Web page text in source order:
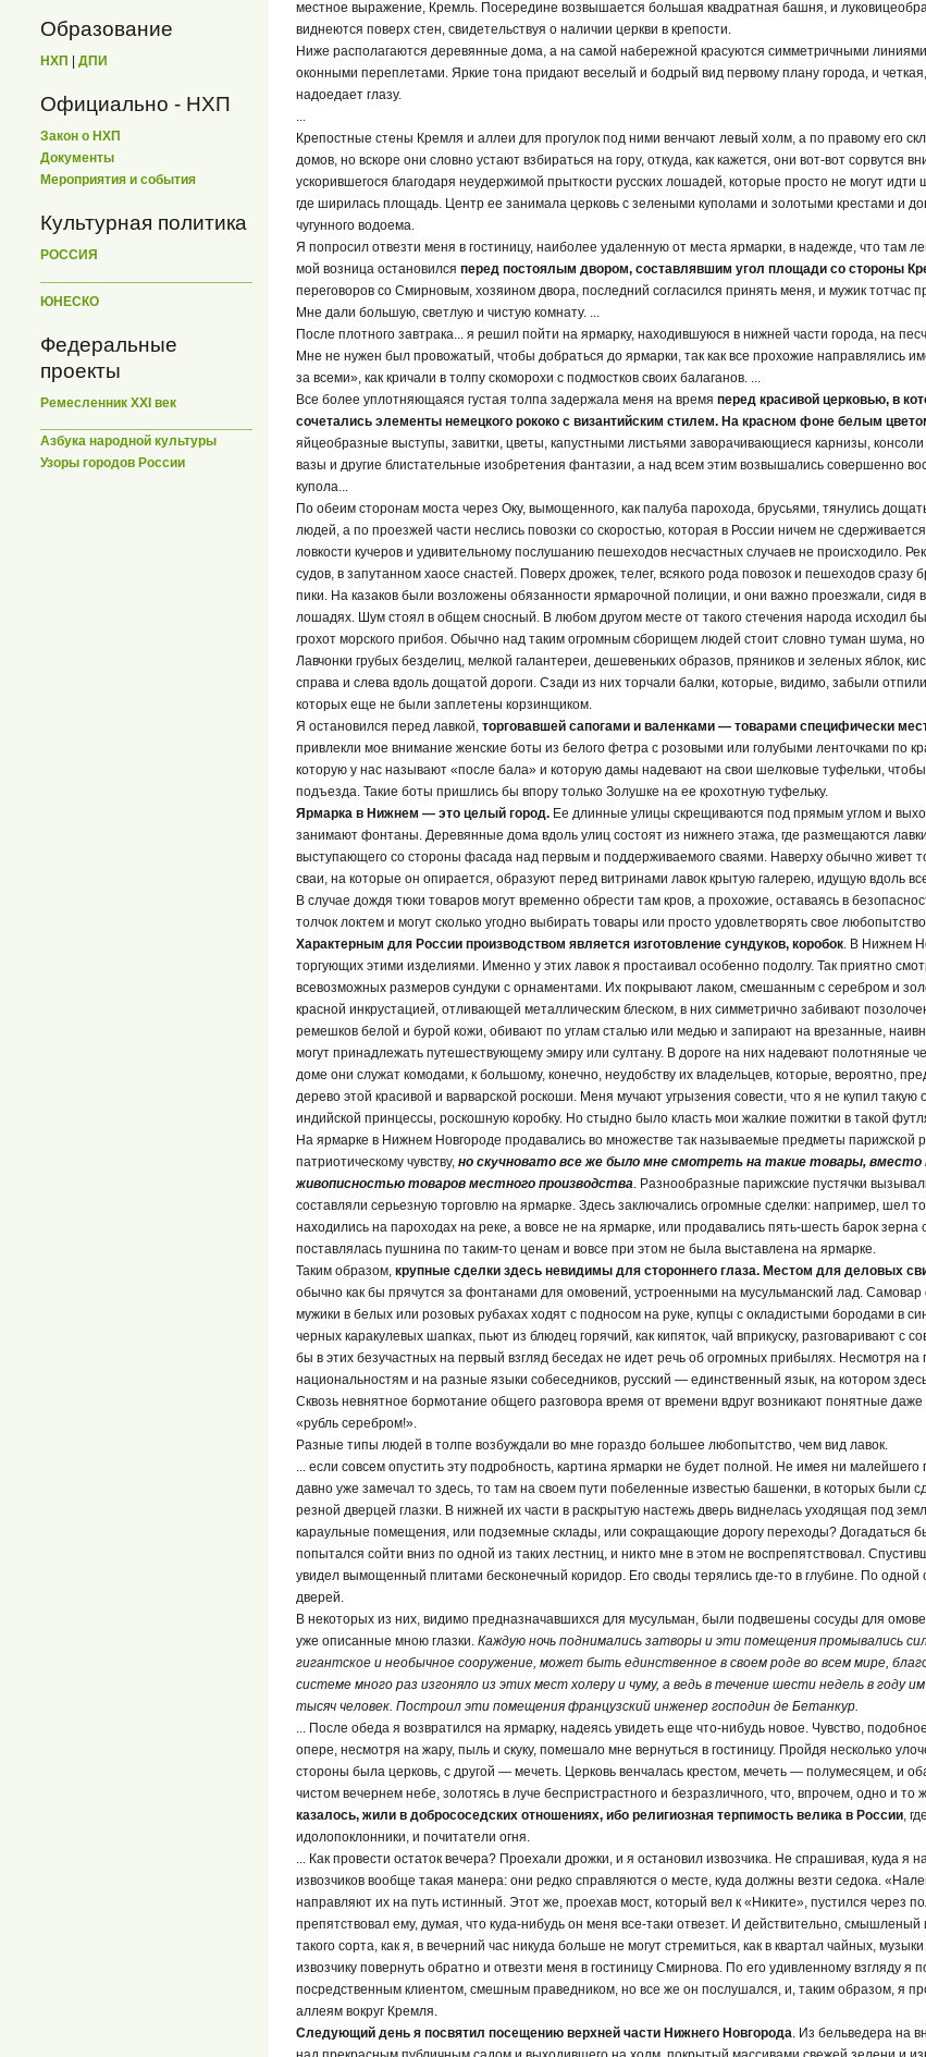
Образование
НХП | ДПИ
Официально - НХП
Закон о НХП
Документы
Мероприятия и события
Культурная политика
РОССИЯ
ЮНЕСКО
Федеральные
проекты
Ремесленник XXI век
Азбука народной культуры
Узоры городов России
местное выражение, Кремль. Посередине возвышается большая квадратная башня, и
виднеются поверх стен, свидетельствуя о наличии церкви в крепости.
Ниже располагаются деревянные дома, а на самой набережной красуются симметричными
оконными переплетами. Яркие тона придают веселый и бодрый вид первому плану города, и
надоедает глазу.
...
Крепостные стены Кремля и аллеи для прогулок под ними венчают левый холм, а по правому его
домов, но вскоре они словно устают взбираться на гору, откуда, как кажется, они вот-вот сорвутся
ускорившегося благодаря неудержимой прыткости русских лошадей, которые просто не могут
где ширилась площадь. Центр ее занимала церковь с зелеными куполами и золотыми крестами и
чугунного водоема.
Я попросил отвезти меня в гостиницу, наиболее удаленную от места ярмарки, в надежде, что там
мой возница остановился перед постоялым двором, составлявшим угол площади со стороны
переговоров со Смирновым, хозяином двора, последний согласился принять меня, и мужик тотчас
Мне дали большую, светлую и чистую комнату. ...
После плотного завтрака... я решил пойти на ярмарку, находившуюся в нижней части города, на
Мне не нужен был провожатый, чтобы добраться до ярмарки, так как все прохожие направлялись
за всеми», как кричали в толпу скоморохи с подмостков своих балаганов. ...
Все более уплотняющаяся густая толпа задержала меня на время перед красивой церковью, в
сочетались элементы немецкого рококо с византийским стилем. На красном фоне белым
яйцеобразные выступы, завитки, цветы, капустными листьями заворачивающиеся карнизы,
вазы и другие блистательные изобретения фантазии, а над всем этим возвышались совершенно
купола...
По обеим сторонам моста через Оку, вымощенного, как палуба парохода, брусьями, тянулись
людей, а по проезжей части неслись повозки со скоростью, которая в России ничем не
ловкости кучеров и удивительному послушанию пешеходов несчастных случаев не происходило.
судов, в запутанном хаосе снастей. Поверх дрожек, телег, всякого рода повозок и пешеходов сразу
пики. На казаков были возложены обязанности ярмарочной полиции, и они важно проезжали, сидя
лошадях. Шум стоял в общем сносный. В любом другом месте от такого стечения народа исходил
грохот морского прибоя. Обычно над таким огромным сборищем людей стоит словно туман шума, но
Лавчонки грубых безделиц, мелкой галантереи, дешевеньких образов, пряников и зеленых яблок,
справа и слева вдоль дощатой дороги. Сзади из них торчали балки, которые, видимо, забыли
которых еще не были заплетены корзинщиком.
Я остановился перед лавкой, торговавшей сапогами и валенками — товарами специфически
привлекли мое внимание женские боты из белого фетра с розовыми или голубыми ленточками по
которую у нас называют «после бала» и которую дамы надевают на свои шелковые туфельки,
подъезда. Такие боты пришлись бы впору только Золушке на ее крохотную туфельку.
Ярмарка в Нижнем — это целый город. Ее длинные улицы скрещиваются под прямым углом и
занимают фонтаны. Деревянные дома вдоль улиц состоят из нижнего этажа, где размещаются
выступающего со стороны фасада над первым и поддерживаемого сваями. Наверху обычно живет
сваи, на которые он опирается, образуют перед витринами лавок крытую галерею, идущую вдоль
В случае дождя тюки товаров могут временно обрести там кров, а прохожие, оставаясь в
толчок локтем и могут сколько угодно выбирать товары или просто удовлетворять свое
Характерным для России производством является изготовление сундуков, коробок. В Нижнем
торгующих этими изделиями. Именно у этих лавок я простаивал особенно подолгу. Так приятно
всевозможных размеров сундуки с орнаментами. Их покрывают лаком, смешанным с серебром и
красной инкрустацией, отливающей металлическим блеском, в них симметрично забивают
ремешков белой и бурой кожи, обивают по углам сталью или медью и запирают на врезанные,
могут принадлежать путешествующему эмиру или султану. В дороге на них надевают полотняные
доме они служат комодами, к большому, конечно, неудобству их владельцев, которые, вероятно,
дерево этой красивой и варварской роскоши. Меня мучают угрызения совести, что я не купил такую
индийской принцессы, роскошную коробку. Но стыдно было класть мои жалкие пожитки в такой
На ярмарке в Нижнем Новгороде продавались во множестве так называемые предметы парижской
патриотическому чувству, но скучновато все же было мне смотреть на такие товары,
живописностью товаров местного производства. Разнообразные парижские пустячки
составляли серьезную торговлю на ярмарке. Здесь заключались огромные сделки: например, шел
находились на пароходах на реке, а вовсе не на ярмарке, или продавались пять-шесть барок
поставлялась пушнина по таким-то ценам и вовсе при этом не была выставлена на ярмарке.
Таким образом, крупные сделки здесь невидимы для стороннего глаза. Местом для деловых
обычно как бы прячутся за фонтанами для омовений, устроенными на мусульманский лад. Самовар
мужики в белых или розовых рубахах ходят с подносом на руке, купцы с окладистыми бородами в
черных каракулевых шапках, пьют из блюдец горячий, как кипяток, чай вприкуску, разговаривают с
бы в этих безучастных на первый взгляд беседах не идет речь об огромных прибылях. Несмотря
национальностям и на разные языки собеседников, русский — единственный язык, на котором
Сквозь невнятное бормотание общего разговора время от времени вдруг возникают понятные
«рубль серебром!».
Разные типы людей в толпе возбуждали во мне гораздо большее любопытство, чем вид лавок.
... если совсем опустить эту подробность, картина ярмарки не будет полной. Не имея ни
давно уже замечал то здесь, то там на своем пути побеленные известью башенки, в которых были
резной дверцей глазки. В нижней их части в раскрытую настежь дверь виднелась уходящая под
караульные помещения, или подземные склады, или сокращающие дорогу переходы? Догадаться
попытался сойти вниз по одной из таких лестниц, и никто мне в этом не воспрепятствовал.
увидел вымощенный плитами бесконечный коридор. Его своды терялись где-то в глубине. По
дверей.
В некоторых из них, видимо предназначавшихся для мусульман, были подвешены сосуды для
уже описанные мною глазки. Каждую ночь поднимались затворы и эти помещения промывались
гигантское и необычное сооружение, может быть единственное в своем роде во всем мире,
системе много раз изгоняло из этих мест холеру и чуму, а ведь в течение шести недель в году
тысяч человек. Построил эти помещения французский инженер господин де Бетанкур.
... После обеда я возвратился на ярмарку, надеясь увидеть еще что-нибудь новое. Чувство,
опере, несмотря на жару, пыль и скуку, помешало мне вернуться в гостиницу. Пройдя несколько
стороны была церковь, с другой — мечеть. Церковь венчалась крестом, мечеть — полумесяцем, и
чистом вечернем небе, золотясь в луче беспристрастного и безразличного, что, впрочем, одно и то
казалось, жили в добрососедских отношениях, ибо религиозная терпимость велика в России,
идолопоклонники, и почитатели огня.
... Как провести остаток вечера? Проехали дрожки, и я остановил извозчика. Не спрашивая, куда я
извозчиков вообще такая манера: они редко справляются о месте, куда должны везти седока.
направляют их на путь истинный. Этот же, проехав мост, который вел к «Никите», пустился через
препятствовал ему, думая, что куда-нибудь он меня все-таки отвезет. И действительно, смышленый
такого сорта, как я, в вечерний час никуда больше не могут стремиться, как в квартал чайных,
извозчику повернуть обратно и отвезти меня в гостиницу Смирнова. По его удивленному взгляду я
посредственным клиентом, смешным праведником, но все же он послушался, и, таким образом, я
аллеям вокруг Кремля.
Следующий день я посвятил посещению верхней части Нижнего Новгорода. Из бельведера на